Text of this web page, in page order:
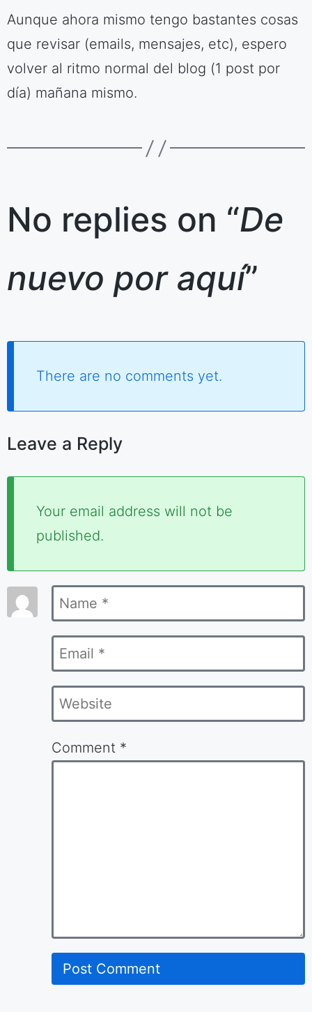
Aunque ahora mismo tengo bastantes cosas
que revisar (emails, mensajes, etc), espero
volver al ritmo normal del blog (1 post por
día) mañana mismo.
No replies on “De
nuevo por aquí”
There are no comments yet.
Leave a Reply
Your email address will not be
published.
Required
marked
Name
*
Email
*
Website
Comment *